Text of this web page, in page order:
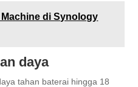
di Synology
daya
tahan baterai hingga 18